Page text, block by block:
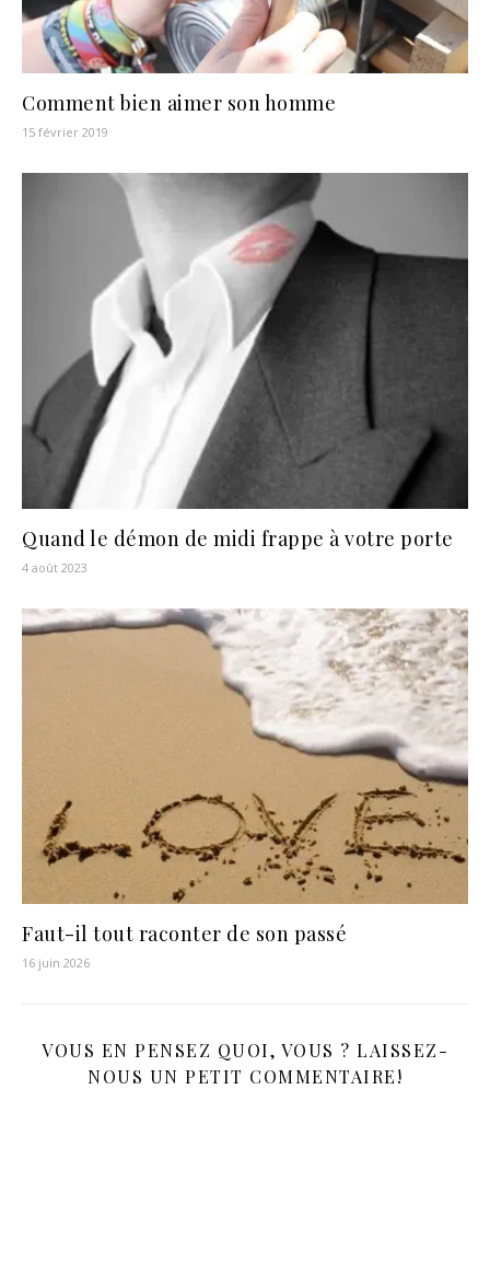
Comment bien aimer son homme
15 février 2019
Quand le démon de midi frappe à votre porte
4 août 2023
Faut-il tout raconter de son passé
16 juin 2026
VOUS EN PENSEZ QUOI, VOUS ? LAISSEZ-
NOUS UN PETIT COMMENTAIRE!